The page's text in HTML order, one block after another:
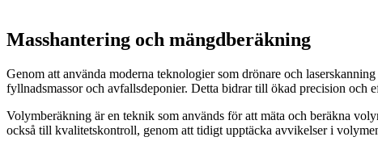
Masshantering och mängdberäkning
Genom att använda moderna teknologier som drönare och
fyllnadsmassor och avfallsdeponier. Detta bidrar till ökad precision och
Volymberäkning är en teknik som används för att mäta och beräkna
också till kvalitetskontroll, genom att tidigt upptäcka avvikelser i